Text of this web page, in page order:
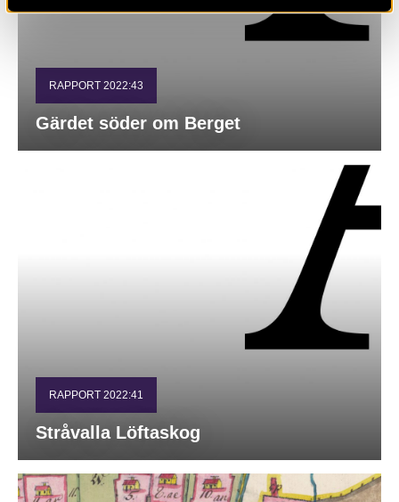
RAPPORT 2022:43
Gärdet söder om Berget
RAPPORT 2022:41
Stråvalla Löftaskog